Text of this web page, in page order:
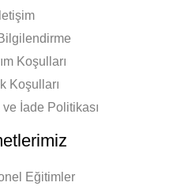
İletişim
Koşulları
Koşulları
İade Politikası
Eğitimler